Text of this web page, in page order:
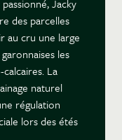
Jacky
des parcelles
au cru une large
les
La
naturel
régulation
lors des étés